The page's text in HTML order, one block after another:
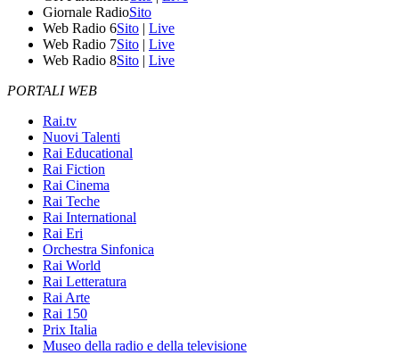
Giornale RadioSito
Web Radio 6Sito | Live
Web Radio 7Sito | Live
Web Radio 8Sito | Live
PORTALI WEB
Rai.tv
Nuovi Talenti
Rai Educational
Rai Fiction
Rai Cinema
Rai Teche
Rai International
Rai Eri
Orchestra Sinfonica
Rai World
Rai Letteratura
Rai Arte
Rai 150
Prix Italia
Museo della radio e della televisione